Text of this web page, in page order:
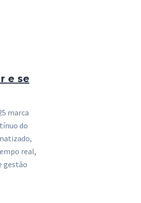
e se
marca
do
real,
gestão